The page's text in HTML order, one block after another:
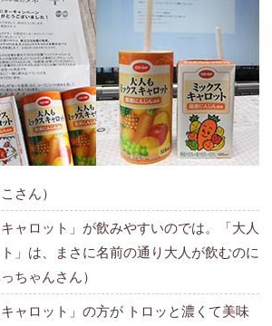
さん）
ャロット」が飲みやすいのでは。「大人
」は、まさに名前の通り大人が飲むのに
ちゃんさん）
キャロット」の方が トロッと濃くて美味